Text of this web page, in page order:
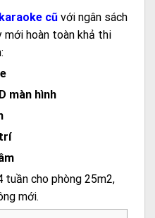
cũ với ngân sách
mới hoàn toàn khả thi
màn hình
tuần cho phòng 25m2,
mới.